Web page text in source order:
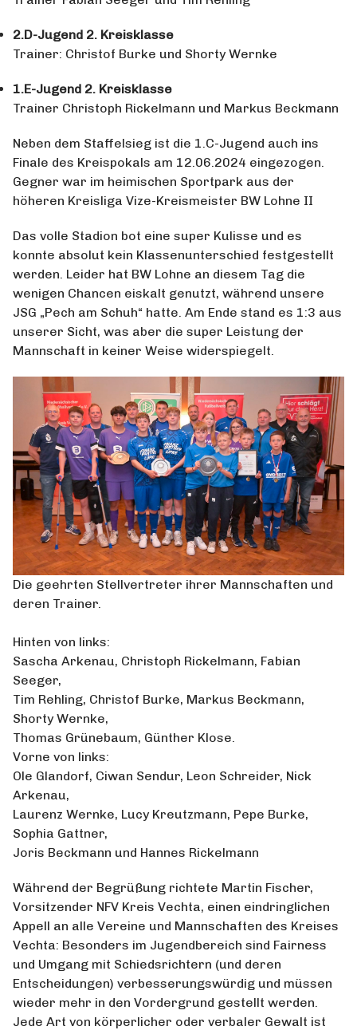
2.D-Jugend 2. Kreisklasse
Trainer: Christof Burke und Shorty Wernke
1.E-Jugend 2. Kreisklasse
Trainer Christoph Rickelmann und Markus Beckmann
Neben dem Staffelsieg ist die 1.C-Jugend auch ins
Finale des Kreispokals am 12.06.2024 eingezogen.
Gegner war im heimischen Sportpark aus der
höheren Kreisliga Vize-Kreismeister BW Lohne II
Das volle Stadion bot eine super Kulisse und es
konnte absolut kein Klassenunterschied festgestellt
werden. Leider hat BW Lohne an diesem Tag die
wenigen Chancen eiskalt genutzt, während unsere
JSG „Pech am Schuh“ hatte. Am Ende stand es 1:3 aus
unserer Sicht, was aber die super Leistung der
Mannschaft in keiner Weise widerspiegelt.
Die geehrten Stellvertreter ihrer Mannschaften und
deren Trainer.
Hinten von links:
Sascha Arkenau, Christoph Rickelmann, Fabian
Seeger,
Tim Rehling, Christof Burke, Markus Beckmann,
Shorty Wernke,
Thomas Grünebaum, Günther Klose.
Vorne von links:
Ole Glandorf, Ciwan Sendur, Leon Schreider, Nick
Arkenau,
Laurenz Wernke, Lucy Kreutzmann, Pepe Burke,
Sophia Gattner,
Joris Beckmann und Hannes Rickelmann
Während der Begrüßung richtete Martin Fischer,
Vorsitzender NFV Kreis Vechta, einen eindringlichen
Appell an alle Vereine und Mannschaften des Kreises
Vechta: Besonders im Jugendbereich sind Fairness
und Umgang mit Schiedsrichtern (und deren
Entscheidungen) verbesserungswürdig und müssen
wieder mehr in den Vordergrund gestellt werden.
Jede Art von körperlicher oder verbaler Gewalt ist